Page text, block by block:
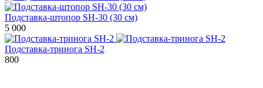
Подставка-штопор SH-30 (30 см)
5 000
Подставка-тринога SH-2
800